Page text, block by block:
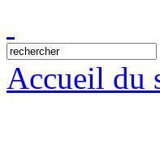
Accueil du